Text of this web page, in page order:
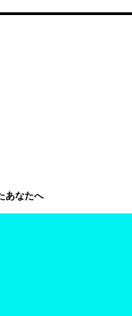
あなたへ